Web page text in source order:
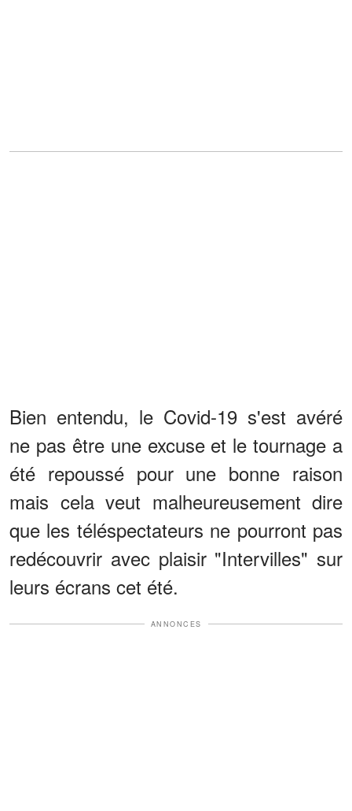
Bien entendu, le Covid-19 s'est avéré
ne pas être une excuse et le tournage a
été repoussé pour une bonne raison
mais cela veut malheureusement dire
que les téléspectateurs ne pourront pas
redécouvrir avec plaisir "Intervilles" sur
leurs écrans cet été.
ANNONCES